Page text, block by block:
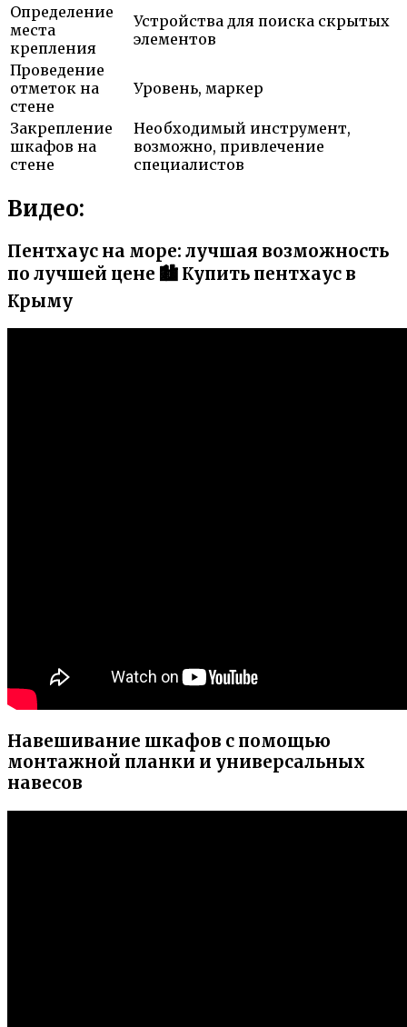
Определение
места
крепления
Устройства для поиска скрытых
элементов
Проведение
отметок на
стене
Уровень, маркер
Закрепление
шкафов на
стене
Необходимый инструмент,
возможно, привлечение
специалистов
Видео:
Пентхаус на море: лучшая возможность
по лучшей цене 🏙 Купить пентхаус в
Крыму
Навешивание шкафов с помощью
монтажной планки и универсальных
навесов